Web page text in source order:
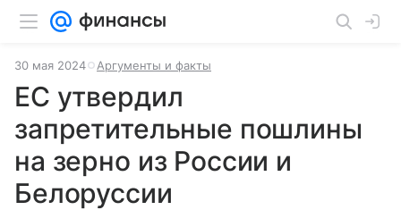
30 мая 2024 Аргументы и факты
ЕС утвердил
запретительные пошлины
на зерно из России и
Белоруссии